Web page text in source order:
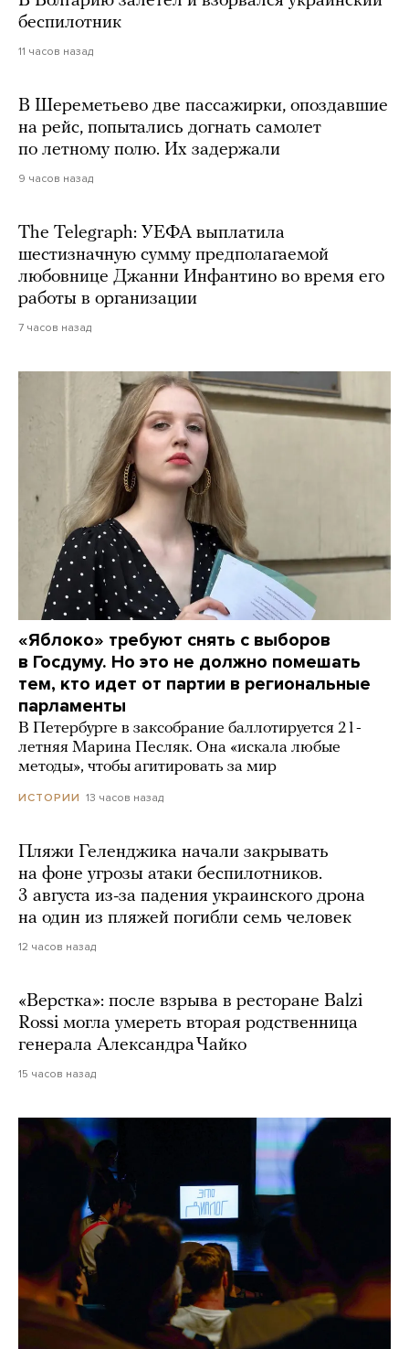
беспилотник
11 часов назад
В Шереметьево две пассажирки, опоздавшие
на рейс, попытались догнать самолет
по летному полю. Их задержали
9 часов назад
The Telegraph: УЕФА выплатила
шестизначную сумму предполагаемой
любовнице Джанни Инфантино во время его
работы в организации
7 часов назад
«Яблоко» требуют снять с выборов
в Госдуму. Но это не должно помешать
тем, кто идет от партии в региональные
парламенты
В Петербурге в заксобрание баллотируется 21-
летняя Марина Песляк. Она «искала любые
методы», чтобы агитировать за мир
ИСТОРИИ 13 часов назад
Пляжи Геленджика начали закрывать
на фоне угрозы атаки беспилотников.
3 августа из-за падения украинского дрона
на один из пляжей погибли семь человек
12 часов назад
«Верстка»: после взрыва в ресторане Balzi
Rossi могла умереть вторая родственница
генерала Александра Чайко
15 часов назад